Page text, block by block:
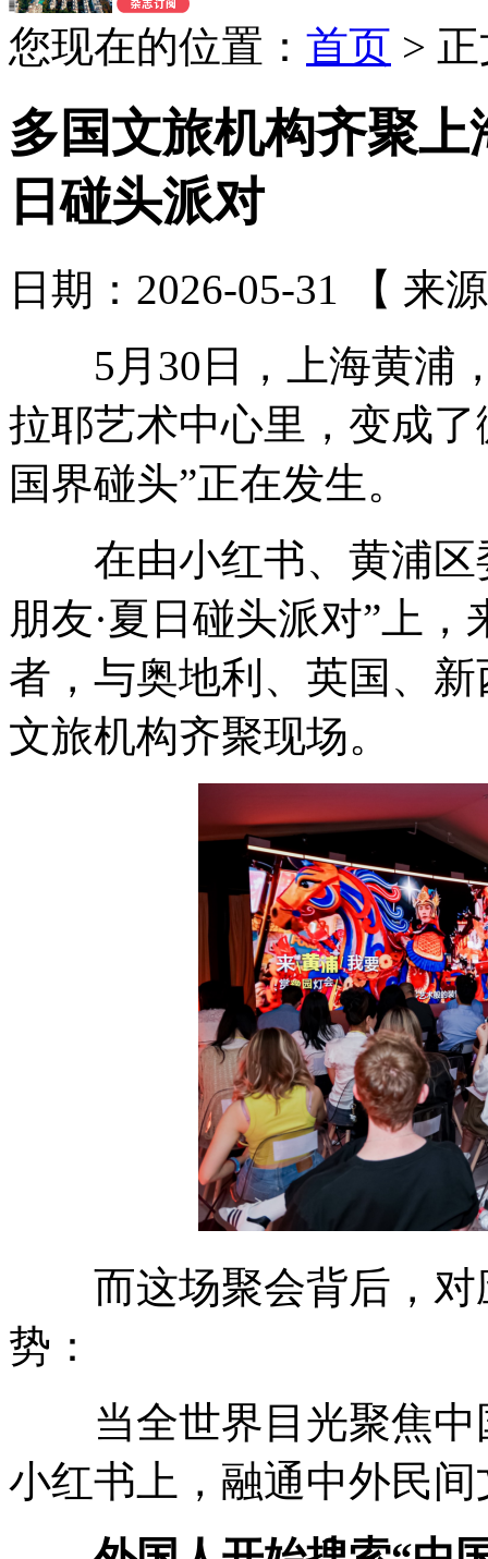
您现在的位置： 首页 >
多国文旅机构齐聚
日碰头派对
日期：2026-05-31 【 来
5月30日，上海黄浦，
拉耶艺术中心里，变成
国界碰头”正在发生。
在由小红书、黄浦区
朋友·夏日碰头派对”上
者，与奥地利、英国、
文旅机构齐聚现场。
而这场聚会背后，对
势：
当全世界目光聚焦中
小红书上，融通中外民